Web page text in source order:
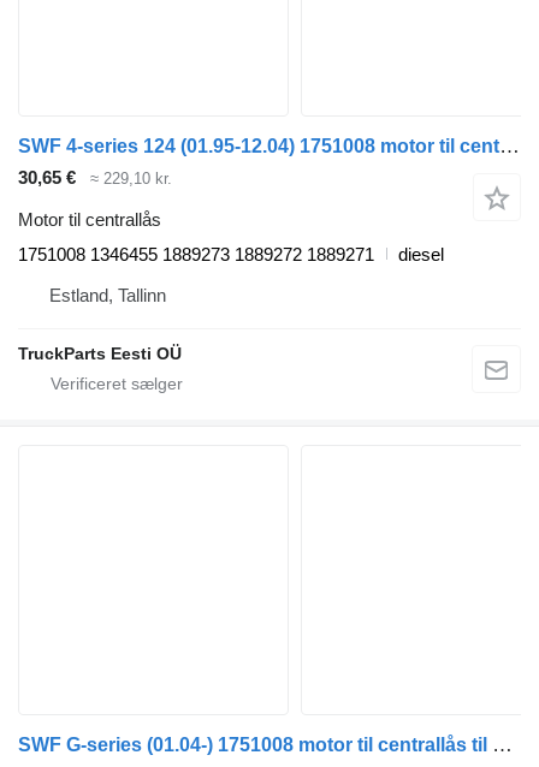
SWF 4-series 124 (01.95-12.04) 1751008 motor til centrallås til Scania 4-series (1995-2006) trækker
30,65 € ≈ 229,10 kr.
Motor til centrallås
1751008 1346455 1889273 1889272 1889271
diesel
Estland, Tallinn
TruckParts Eesti OÜ
SWF G-series (01.04-) 1751008 motor til centrallås til Scania P,G,R,T-series (2004-2017) trækker